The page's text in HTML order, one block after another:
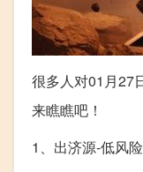
很多人对01月27
来瞧瞧吧！
1、出济源-低风险